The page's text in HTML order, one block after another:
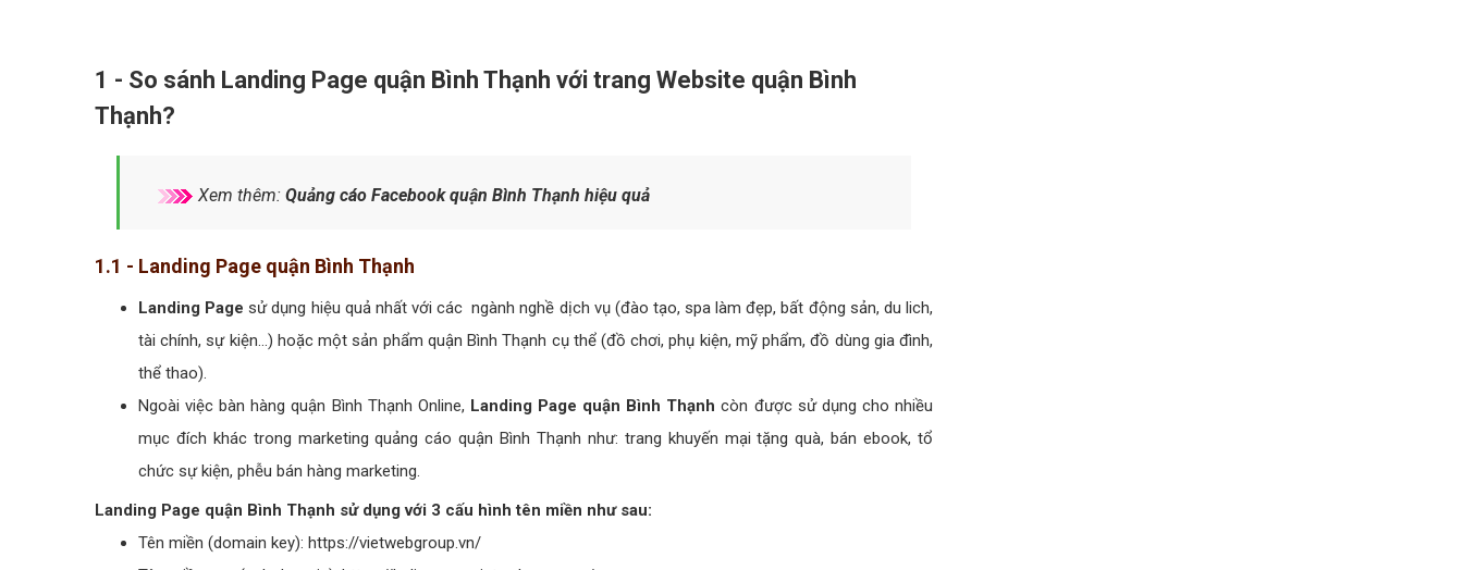
1 - So sánh Landing Page quận Bình Thạnh với trang Website quận Bình
Thạnh?
Xem thêm: Quảng cáo Facebook quận Bình Thạnh hiệu quả
1.1 - Landing Page quận Bình Thạnh
Landing Pagesử dụng hiệu quả nhất với các ngành nghề dịch vụ (đào tạo, spa làm đẹp, bất động sản, du lich,
tài chính, sự kiện...) hoặc một sản phẩm quận Bình Thạnh cụ thể (đồ chơi, phụ kiện, mỹ phẩm, đồ dùng gia đình,
thể thao).
Ngoài việc bàn hàng quận Bình Thạnh Online, Landing Page quận Bình Thạnh còn được sử dụng cho nhiều
mục đích khác trong marketing quảng cáo quận Bình Thạnh như: trang khuyến mại tặng quà, bán ebook, tổ
chức sự kiện, phễu bán hàng marketing.
Landing Page quận Bình Thạnh sử dụng với 3 cấu hình tên miền như sau:
Tên miền (domain key): https://vietwebgroup.vn/